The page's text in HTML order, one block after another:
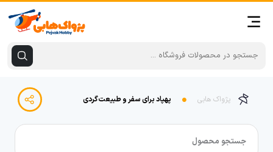
پژواک هابی پهپاد برای سفر و طبیعت‌گردی
جستجو محصول